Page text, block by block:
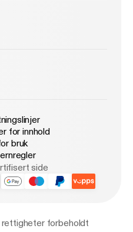
for innhold
bruk
side
forbeholdt